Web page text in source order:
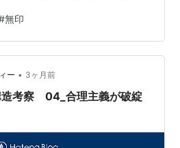
カムは常時オン。他人の声が流
。ノイズだ。 集中は切断され
それでも動けという。 店員の顔
る気ではない。構造だ。 現場は
アプリに。 その上にAIを乗せ
無印
ー • 3ヶ月前
造考察 04_合理主義が破綻